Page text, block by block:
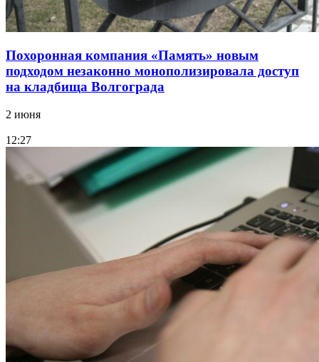
Похоронная компания «Память» новым
подходом незаконно монополизировала доступ
на кладбища Волгограда
2 июня
12:27